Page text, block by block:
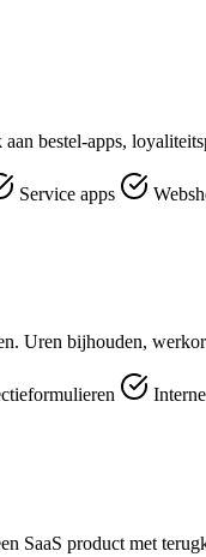
bestel-apps,
Service apps
Uren bijhouden,
SaaS product met